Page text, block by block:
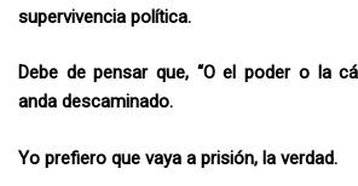
supervivencia política.
Debe de pensar que, “O el poder o la
anda descaminado.
Yo prefiero que vaya a prisión, la verdad.